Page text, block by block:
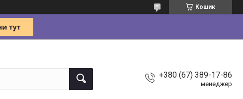
Кошик
+380 (67) 389-17-86
менеджер